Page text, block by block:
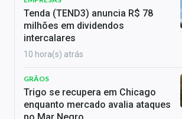
Tenda (TEND3) anuncia R$ 78
milhões em dividendos
intercalares
10 hora(s) atrás
GRÃOS
Trigo se recupera em Chicago
enquanto mercado avalia ataques